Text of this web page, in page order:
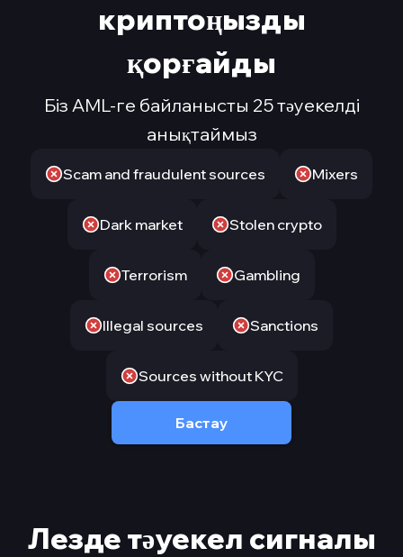
криптоңызды
қорғайды
Біз AML-ге байланысты 25 тәуекелді
анықтаймыз
Scam and fraudulent sources Mixers
Dark market Stolen crypto
Terrorism Gambling
Illegal sources Sanctions
Sources without KYC
Бастау
Лезде тәуекел сигналы